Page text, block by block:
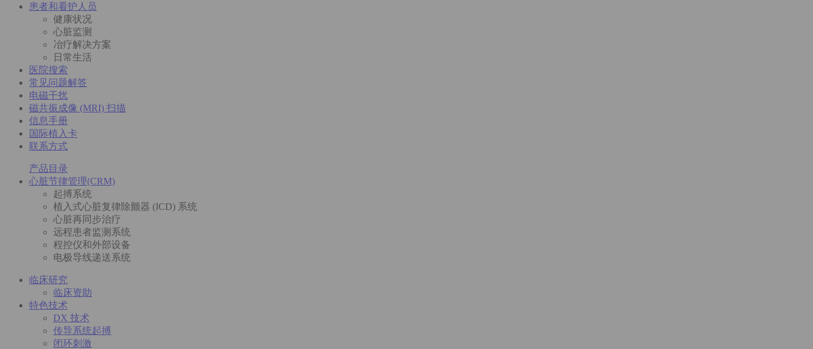
患者和看护人员
健康状况
心脏监测
冶疗解决方案
日常生活
医院搜索
常见问题解答
电磁干扰
磁共振成像 (MRI) 扫描
信息手册
国际植入卡
联系方式
产品目录
心脏节律管理(CRM)
起搏系统
植入式心脏复律除颤器 (ICD) 系统
心脏再同步治疗
远程患者监测系统
程控仪和外部设备
电极导线递送系统
临床研究
临床资助
特色技术
DX 技术
传导系统起搏
闭环刺激